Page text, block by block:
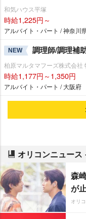
和気ハウス平塚
時給1,225円～
アルバイト・パート / 神奈川
NEW 調理師/調理補
柏原マルタマフーズ株式会
時給1,177円～1,350円
アルバイト・パート / 大阪府
オリコンニュース
森
が
オリ